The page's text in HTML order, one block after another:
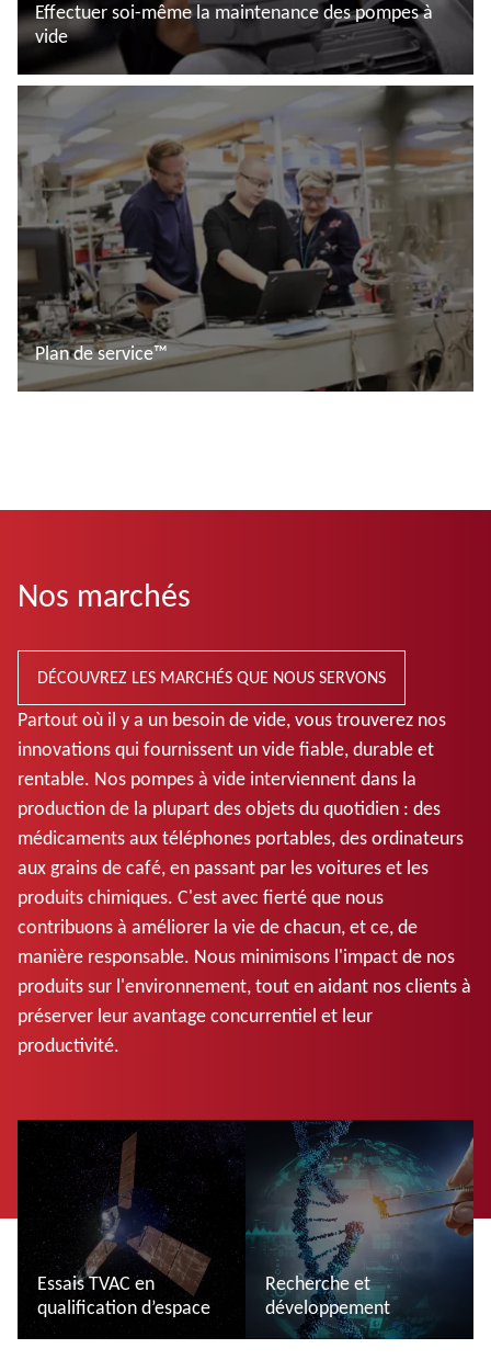
Effectuer soi-même la maintenance des pompes à
vide
En savoir plus
Plan de service™
Nos marchés
DÉCOUVREZ LES MARCHÉS QUE NOUS SERVONS
Partout où il y a un besoin de vide, vous trouverez nos
innovations qui fournissent un vide fiable, durable et
rentable. Nos pompes à vide interviennent dans la
production de la plupart des objets du quotidien : des
médicaments aux téléphones portables, des ordinateurs
aux grains de café, en passant par les voitures et les
produits chimiques. C'est avec fierté que nous
contribuons à améliorer la vie de chacun, et ce, de
manière responsable. Nous minimisons l'impact de nos
produits sur l'environnement, tout en aidant nos clients à
préserver leur avantage concurrentiel et leur
productivité.
Essais TVAC en
qualification d’espace
Recherche et
développement